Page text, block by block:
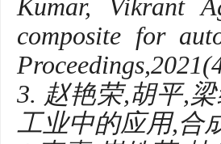
Kumar, Vikrant
composite for
3. 赵艳荣,胡平,
工业中的应用,合